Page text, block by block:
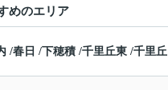
めのエリア
/春日 /下穂積 /千里丘東 /千里丘